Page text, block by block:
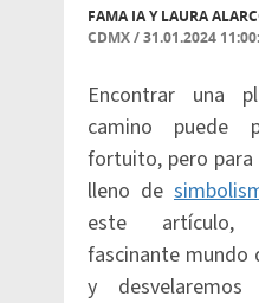
FAMA IA YLAURA
CDMX/31.01.2024
Encontrar una
camino puede
fortuito, pero para
lleno de
este artículo,
fascinante mundo
y